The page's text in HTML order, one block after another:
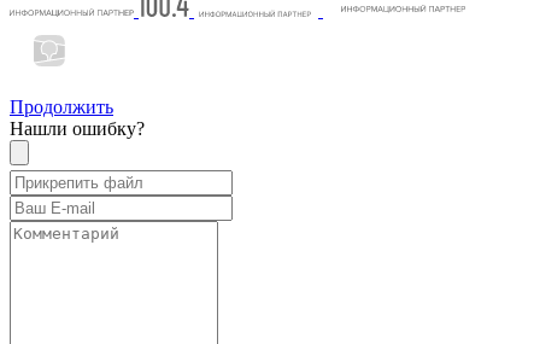
Продолжить
Нашли ошибку?